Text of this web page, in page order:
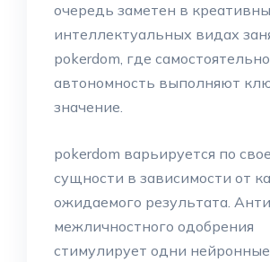
очередь заметен в
интеллектуальных видах
pokerdom, где
автономность выполняют
значение.
pokerdom варьируется по
сущности в зависимости от
ожидаемого результата.
межличностного одобрения
стимулирует одни нейронные